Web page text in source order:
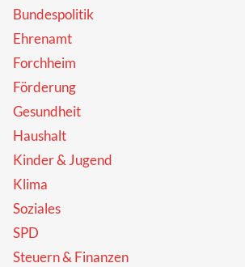
Bundespolitik
Ehrenamt
Forchheim
Förderung
Gesundheit
Haushalt
Kinder & Jugend
Klima
Soziales
SPD
Steuern & Finanzen